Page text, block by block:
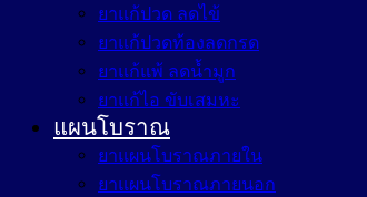
ยาแก้ปวด ลดไข้
ยาแก้ปวดท้องลดกรด
ยาแก้แพ้ ลดน้ำมูก
ยาแก้ไอ ขับเสมหะ
แผนโบราณ
ยาแผนโบราณภายใน
ยาแผนโบราณภายนอก